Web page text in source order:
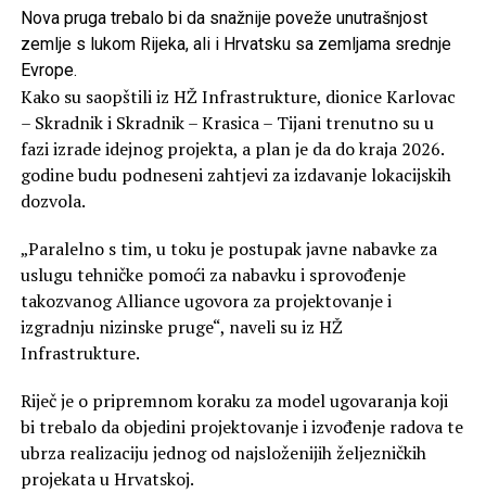
Nova pruga trebalo bi da snažnije poveže unutrašnjost
zemlje s lukom Rijeka, ali i Hrvatsku sa zemljama srednje
Evrope.
Kako su saopštili iz HŽ Infrastrukture, dionice Karlovac
– Skradnik i Skradnik – Krasica – Tijani trenutno su u
fazi izrade idejnog projekta, a plan je da do kraja 2026.
godine budu podneseni zahtjevi za izdavanje lokacijskih
dozvola.
„Paralelno s tim, u toku je postupak javne nabavke za
uslugu tehničke pomoći za nabavku i sprovođenje
takozvanog Alliance ugovora za projektovanje i
izgradnju nizinske pruge“, naveli su iz HŽ
Infrastrukture.
Riječ je o pripremnom koraku za model ugovaranja koji
bi trebalo da objedini projektovanje i izvođenje radova te
ubrza realizaciju jednog od najsloženijih željezničkih
projekata u Hrvatskoj.